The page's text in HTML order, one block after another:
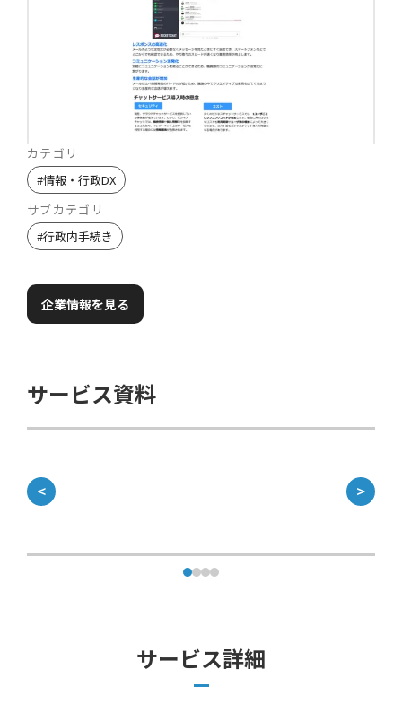
カテゴリ
#情報・行政DX
サブカテゴリ
#行政内手続き
企業情報を見る
サービス資料
＜ ＞
サービス詳細